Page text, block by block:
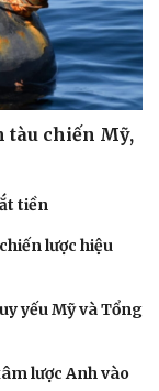
tàu chiến Mỹ,
tiền
lược hiệu
yếu Mỹ và Tổng
lược Anh vào